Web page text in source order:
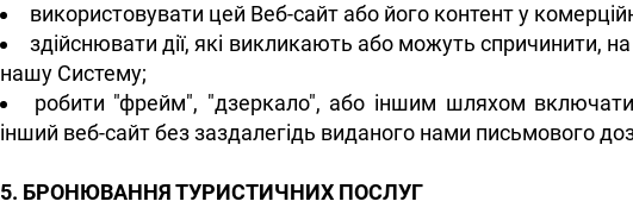
використовувати цей Веб-сайт або його контент у
здійснювати дії, які викликають або можуть спричинити,
нашу Систему;
робити "фрейм", "дзеркало", або іншим шляхом
інший веб-сайт без заздалегідь виданого нами письмового
5. БРОНЮВАННЯ ТУРИСТИЧНИХ ПОСЛУГ